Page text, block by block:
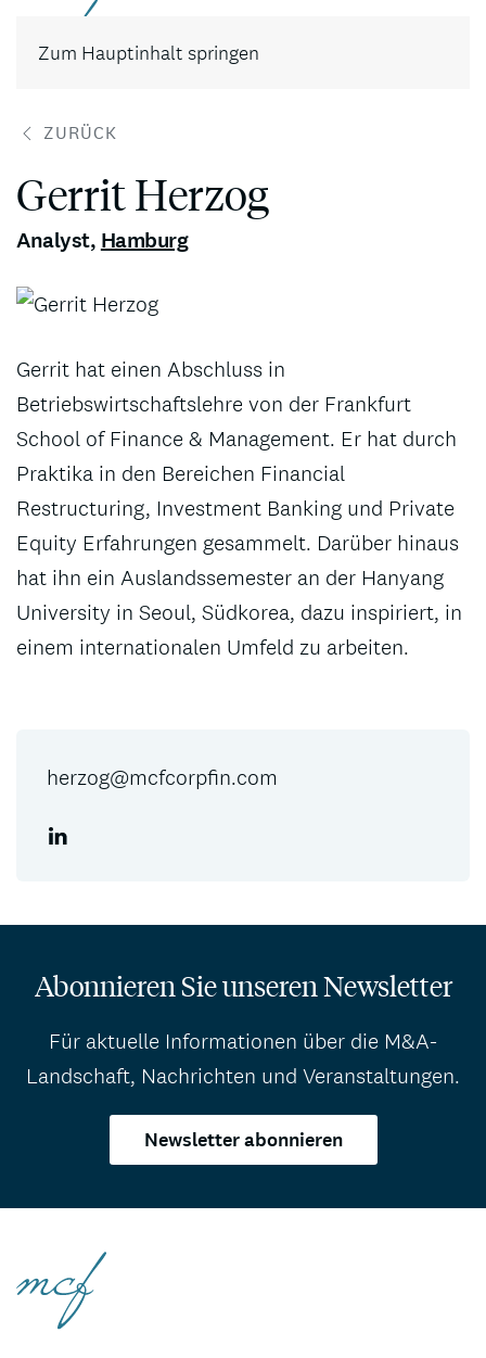
Zum Hauptinhalt springen
ZURÜCK
Gerrit Herzog
Analyst, Hamburg
Gerrit hat einen Abschluss in
Betriebswirtschaftslehre von der Frankfurt
School of Finance & Management. Er hat durch
Praktika in den Bereichen Financial
Restructuring, Investment Banking und Private
Equity Erfahrungen gesammelt. Darüber hinaus
hat ihn ein Auslandssemester an der Hanyang
University in Seoul, Südkorea, dazu inspiriert, in
einem internationalen Umfeld zu arbeiten.
herzog@mcfcorpfin.com
Abonnieren Sie unseren Newsletter
Für aktuelle Informationen über die M&A-
Landschaft, Nachrichten und Veranstaltungen.
Newsletter abonnieren